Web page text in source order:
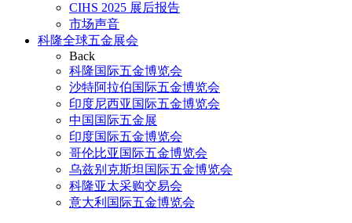
CIHS 2025 展后报告
市场声音
科隆全球五金展会
Back
科隆国际五金博览会
沙特阿拉伯国际五金博览会
印度尼西亚国际五金博览会
中国国际五金展
印度国际五金博览会
哥伦比亚国际五金博览会
乌兹别克斯坦国际五金博览会
科隆亚太采购交易会
意大利国际五金博览会